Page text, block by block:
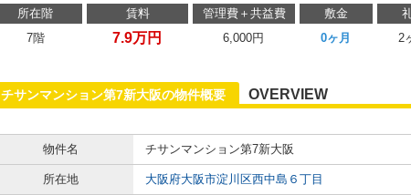
所在階 賃料 管理費＋共益費 敷金
7階
7.9万円 6,000円 0ヶ月 2
チサンマンション第7新大阪の物件概要 OVERVIEW
物件名
チサンマンション第7新大阪
所在地 大阪府大阪市淀川区西中島６丁目